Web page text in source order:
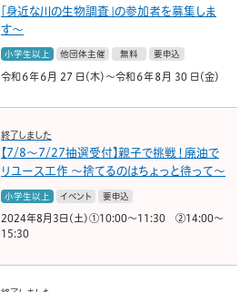
「身近な川の生物調査」の参加者を募集しま
す〜
小学生以上 他団体主催 無料 要申込
令和６年６月 27 日（木）～令和６年８月 30 日（金）
終了しました
【7/8〜7/27抽選受付】親子で挑戦！廃油で
リユース工作 〜捨てるのはちょっと待って〜
小学生以上 イベント 要申込
2024年8月3日(土)①10:00～11:30 ②14:00～
15:30